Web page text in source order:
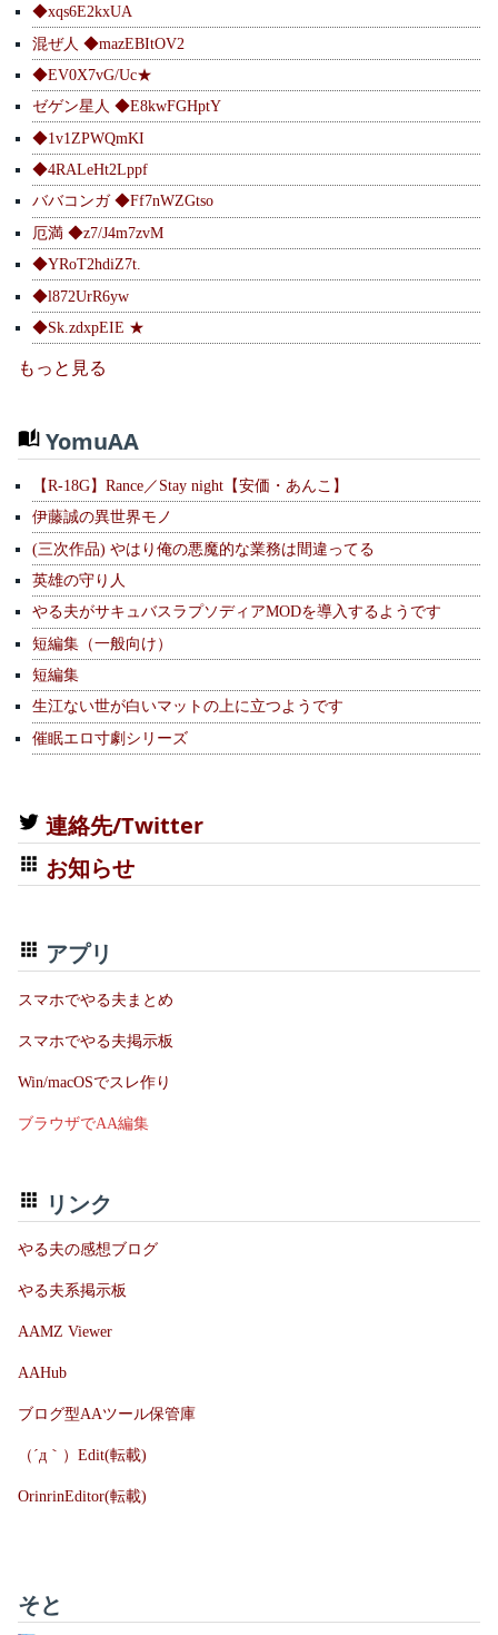
◆xqs6E2kxUA
混ぜ人 ◆mazEBItOV2
◆EV0X7vG/Uc★
ゼゲン星人 ◆E8kwFGHptY
◆1v1ZPWQmKI
◆4RALeHt2Lppf
ババコンガ ◆Ff7nWZGtso
厄満 ◆z7/J4m7zvM
◆YRoT2hdiZ7t.
◆l872UrR6yw
◆Sk.zdxpEIE ★
もっと見る
YomuAA
【R-18G】Rance／Stay night【安価・あんこ】
伊藤誠の異世界モノ
(三次作品) やはり俺の悪魔的な業務は間違ってる
英雄の守り人
やる夫がサキュバスラプソディアMODを導入するようです
短編集（一般向け）
短編集
生江ない世が白いマットの上に立つようです
催眠エロ寸劇シリーズ
連絡先/Twitter
お知らせ
アプリ
スマホでやる夫まとめ
スマホでやる夫掲示板
Win/macOSでスレ作り
ブラウザでAA編集
リンク
やる夫の感想ブログ
やる夫系掲示板
AAMZ Viewer
AAHub
ブログ型AAツール保管庫
（´д｀）Edit(転載)
OrinrinEditor(転載)
そと